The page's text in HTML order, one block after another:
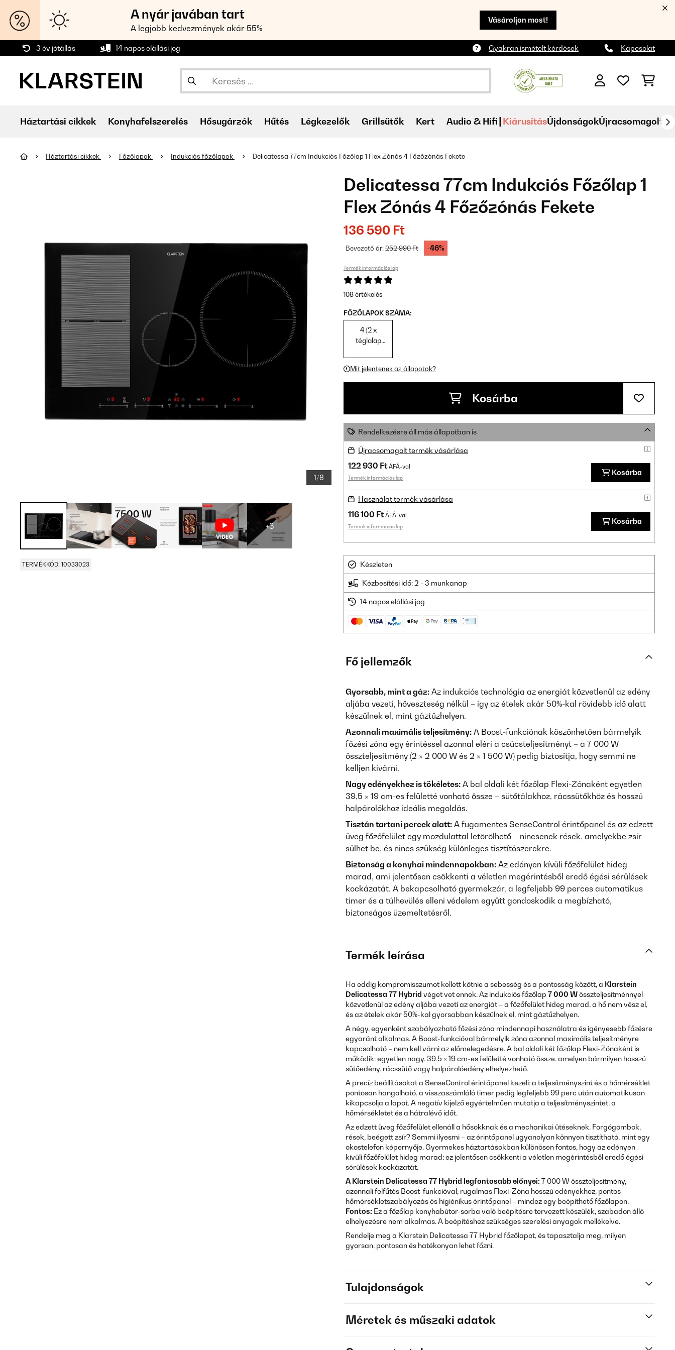
A nyár javában tart
A legjobb kedvezmények akár 55%
Vásároljon most!
3 év jótállás 14 napos elállási jog Gyakran ismételt kérdések Kapcsolat
Háztartási cikkek Konyhafelszerelés Hősugárzók Hűtés Légkezelők Grillsütők Kert Audio & Hifi KiárusításÚjdonságokÚjracsomagolt
Háztartási cikkek Főzőlapok Indukciós főzőlapok Delicatessa 77cm Indukciós Főzőlap 1 Flex Zónás 4 Főzőzónás Fekete
1/8
+3
TERMÉKKÓD: 10033023
Delicatessa 77cm Indukciós Főzőlap 1
Flex Zónás 4 Főzőzónás Fekete
136 590 Ft
Bevezető ár:252 990 Ft -46%
Termék információs lap
108 értékelés
FŐZŐLAPOK SZÁMA:
4 (2 x
téglalap
cm, 1 x
kerek 16
Mit jelentenek az állapotok?
Kosárba
Rendelkezésre áll más állapotban is
Újracsomagolt termék vásárlása
122 930 Ft ÁFÁ-val
Termék információs lap
Kosárba
Használat termék vásárlása
116 100 Ft ÁFÁ-val
Termék információs lap
Kosárba
Készleten
Kézbesítési idő: 2 - 3 munkanap
14 napos elállási jog
Fő jellemzők
Gyorsabb, mint a gáz: Az indukciós technológia az energiát közvetlenül az edény
aljába vezeti, hőveszteség nélkül – így az ételek akár 50%-kal rövidebb idő alatt
készülnek el, mint gáztűzhelyen.
Azonnali maximális teljesítmény: A Boost-funkciónak köszönhetően bármelyik
főzési zóna egy érintéssel azonnal eléri a csúcsteljesítményt – a 7 000 W
összteljesítmény (2 × 2 000 W és 2 × 1 500 W) pedig biztosítja, hogy semmi ne
kelljen kivárni.
Nagy edényekhez is tökéletes: A bal oldali két főzőlap Flexi-Zónaként egyetlen
39,5 × 19 cm-es felületté vonható össze – sütőtálakhoz, rácssütőkhöz és hosszú
halpárolókhoz ideális megoldás.
Tisztán tartani percek alatt: A fugamentes SenseControl érintőpanel és az edzett
üveg főzőfelület egy mozdulattal letörölhető – nincsenek rések, amelyekbe zsír
sülhet be, és nincs szükség különleges tisztítószerekre.
Biztonság a konyhai mindennapokban: Az edényen kívüli főzőfelület hideg
marad, ami jelentősen csökkenti a véletlen megérintésből eredő égési sérülések
kockázatát. A bekapcsolható gyermekzár, a legfeljebb 99 perces automatikus
timer és a túlhevülés elleni védelem együtt gondoskodik a megbízható,
biztonságos üzemeltetésről.
Termék leírása
Ha eddig kompromisszumot kellett kötnie a sebesség és a pontosság között, a Klarstein
Delicatessa 77 Hybrid véget vet ennek. Az indukciós főzőlap 7 000 Wösszteljesítménnyel
közvetlenül az edény aljába vezeti az energiát – a főzőfelület hideg marad, a hő nem vész el,
és az ételek akár 50%-kal gyorsabban készülnek el, mint gáztűzhelyen.
A négy, egyenként szabályozható főzési zóna mindennapi használatra és igényesebb főzésre
egyaránt alkalmas. A Boost-funkcióval bármelyik zóna azonnal maximális teljesítményre
kapcsolható – nem kell várni az előmelegedésre. A bal oldali két főzőlap Flexi-Zónaként is
működik: egyetlen nagy, 39,5 × 19 cm-es felületté vonható össze, amelyen bármilyen hosszú
sütőedény, rácssütő vagy halpárolóedény elhelyezhető.
A precíz beállításokat a SenseControl érintőpanel kezeli: a teljesítményszint és a hőmérséklet
pontosan hangolható, a visszaszámláló timer pedig legfeljebb 99 perc után automatikusan
kikapcsolja a lapot. A negatív kijelző egyértelműen mutatja a teljesítményszintet, a
hőmérsékletet és a hátralévő időt.
Az edzett üveg főzőfelület ellenáll a hősokknak és a mechanikai ütéseknek. Forgógombok,
rések, beégett zsír? Semmi ilyesmi – az érintőpanel ugyanolyan könnyen tisztítható, mint egy
okostelefon képernyője. Gyermekes háztartásokban különösen fontos, hogy az edényen
kívüli főzőfelület hideg marad: ez jelentősen csökkenti a véletlen megérintésből eredő égési
sérülések kockázatát.
A Klarstein Delicatessa 77 Hybrid legfontosabb előnyei: 7 000 W összteljesítmény,
azonnali felfűtés Boost-funkcióval, rugalmas Flexi-Zóna hosszú edényekhez, pontos
hőmérsékletszabályozás és higiénikus érintőpanel – mindez egy beépíthető főzőlapon.
Fontos: Ez a főzőlap konyhabútor-sorba való beépítésre tervezett készülék, szabadon álló
elhelyezésre nem alkalmas. A beépítéshez szükséges szerelési anyagok mellékelve.
Rendelje meg a Klarstein Delicatessa 77 Hybrid főzőlapot, és tapasztalja meg, milyen
gyorsan, pontosan és hatékonyan lehet főzni.
Tulajdonságok
Méretek és műszaki adatok